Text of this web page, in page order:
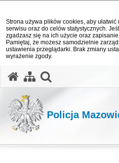
Strona używa plików cookies, aby
serwisu oraz do celów statystycznych.
zgadzasz się na ich użycie oraz
Pamiętaj, że możesz samodzielnie
ustawienia przeglądarki. Brak zmiany
wyrażenie zgody.
Policja